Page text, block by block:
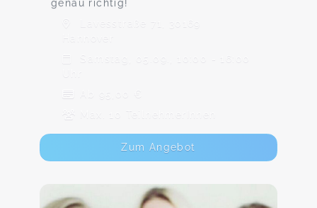
genau richtig!
Lavesstraße 71, 30169
Hannover
Samstag, 05.09., 10:00 - 16:00
Ab 95,00 €
Max. 10 TeilnehmerInnen
Zum Angebot